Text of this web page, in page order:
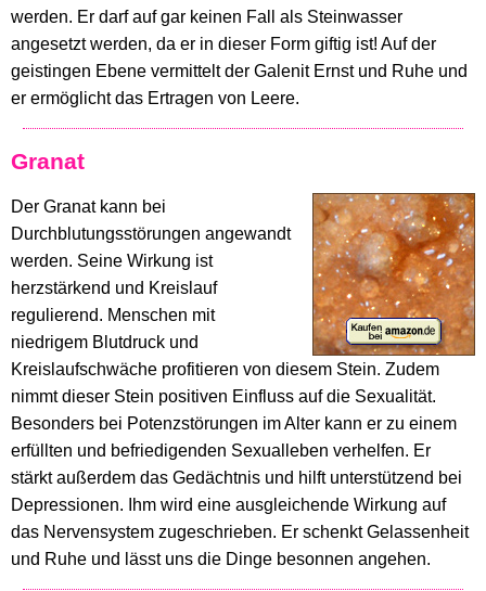
werden. Er darf auf gar keinen Fall als Steinwasser
angesetzt werden, da er in dieser Form giftig ist! Auf der
geistingen Ebene vermittelt der Galenit Ernst und Ruhe und
er ermöglicht das Ertragen von Leere.
Granat
Der Granat kann bei
Durchblutungsstörungen angewandt
werden. Seine Wirkung ist
herzstärkend und Kreislauf
regulierend. Menschen mit
niedrigem Blutdruck und
Kreislaufschwäche profitieren von diesem Stein. Zudem
nimmt dieser Stein positiven Einfluss auf die Sexualität.
Besonders bei Potenzstörungen im Alter kann er zu einem
erfüllten und befriedigenden Sexualleben verhelfen. Er
stärkt außerdem das Gedächtnis und hilft unterstützend bei
Depressionen. Ihm wird eine ausgleichende Wirkung auf
das Nervensystem zugeschrieben. Er schenkt Gelassenheit
und Ruhe und lässt uns die Dinge besonnen angehen.